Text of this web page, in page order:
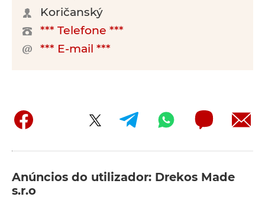
Koričanský
*** Telefone ***
*** E-mail ***
Anúncios do utilizador: Drekos Made
s.r.o